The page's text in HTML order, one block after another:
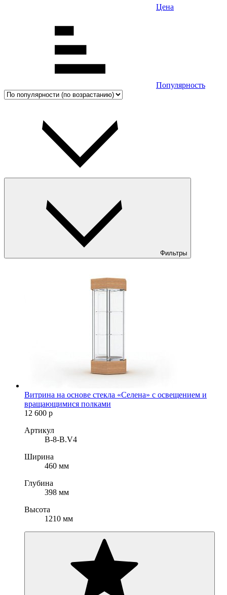
Цена
Популярность
Фильтры
Витрина на основе стекла «Селена» с освещением и
вращающимися полками
12 600 р
Артикул
B-8-B.V4
Ширина
460 мм
Глубина
398 мм
Высота
1210 мм